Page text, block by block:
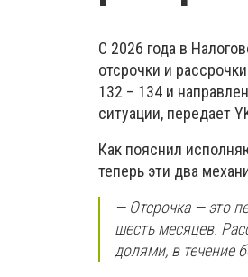
С 2026 года в
отсрочки и
132 – 134 и
ситуации, передает
Как пояснил
теперь эти два
— Отсрочка — это
шесть месяцев.
долями, в течение